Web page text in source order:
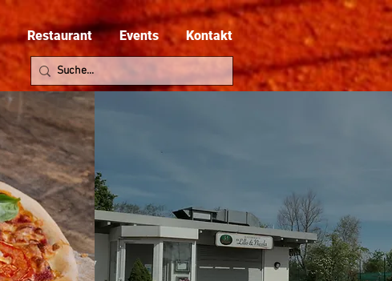
Restaurant Events Kontakt